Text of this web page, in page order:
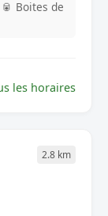
🥫 Boites de
les horaires
2.8 km